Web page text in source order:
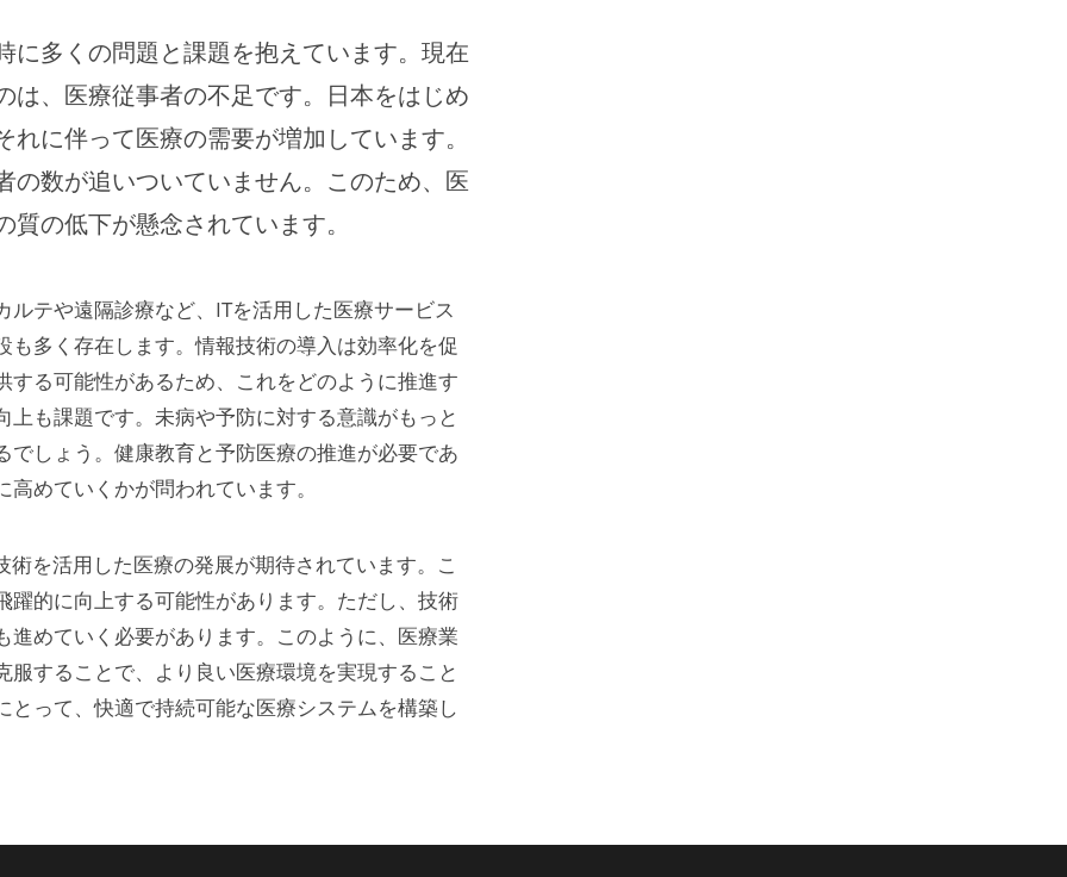
多くの問題と課題を抱えています。現在
、医療従事者の不足です。日本をはじめ
に伴って医療の需要が増加しています。
数が追いついていません。このため、医
の低下が懸念されています。
テや遠隔診療など、ITを活用した医療サービス
多く存在します。情報技術の導入は効率化を促
る可能性があるため、これをどのように推進す
も課題です。未病や予防に対する意識がもっと
しょう。健康教育と予防医療の推進が必要であ
めていくかが問われています。
を活用した医療の発展が期待されています。こ
的に向上する可能性があります。ただし、技術
めていく必要があります。このように、医療業
することで、より良い医療環境を実現すること
って、快適で持続可能な医療システムを構築し